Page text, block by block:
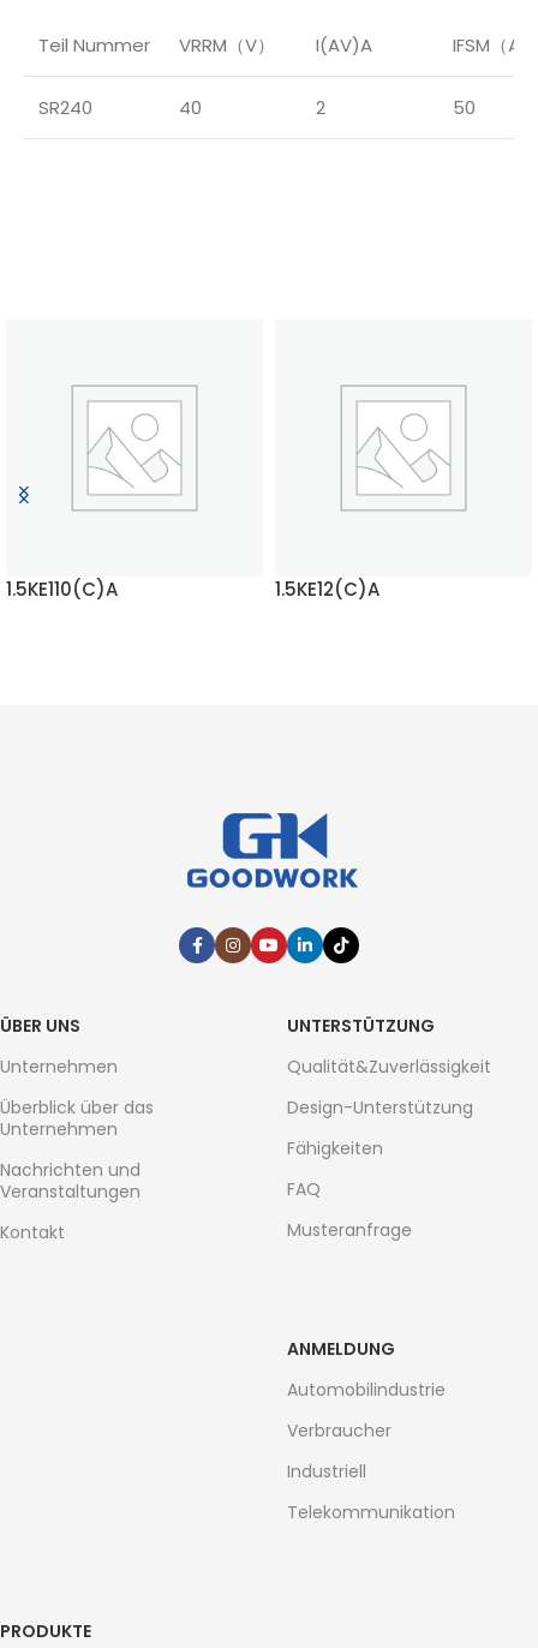
Teil Nummer VRRM（V） I(AV)A IFSM（A）
SR240 40 2 50
1.5KE110(C)A 1.5KE12(C)A
ÜBER UNS
Unternehmen
Überblick über das
Unternehmen
Nachrichten und
Veranstaltungen
Kontakt
UNTERSTÜTZUNG
Qualität&Zuverlässigkeit
Design-Unterstützung
Fähigkeiten
FAQ
Musteranfrage
ANMELDUNG
Automobilindustrie
Verbraucher
Industriell
Telekommunikation
PRODUKTE